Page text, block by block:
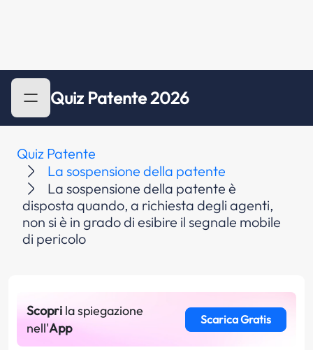
Quiz Patente 2026
Quiz Patente
La sospensione della patente
La sospensione della patente è
disposta quando, a richiesta degli agenti,
non si è in grado di esibire il segnale mobile
di pericolo
Scopri la spiegazione
nell'App
Scarica Gratis